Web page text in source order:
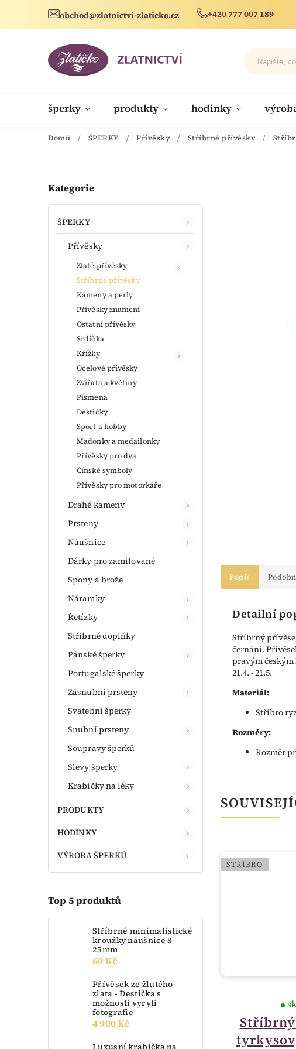
obchod@zlatnictvi-zlaticko.cz +420 777 007 189
šperky produkty hodinky
novinky
Domů / ŠPERKY / Přívěsky / Stříbrné přívěsky /
Kategorie
ŠPERKY
Přívěsky
Zlaté přívěsky
Stříbrné přívěsky
Kameny a perly
Přívěsky znamení
Ostatní přívěsky
Srdíčka
Křížky
Ocelové přívěsky
Zvířata a květiny
Písmena
Destičky
Sport a hobby
Madonky a medailonky
Přívěsky pro dva
Čínské symboly
Přívěsky pro motorkáře
Drahé kameny
Prsteny
Náušnice
Dárky pro zamilované
Spony a brože
Náramky
Řetízky
Stříbrné doplňky
Pánské šperky
Portugalské šperky
Zásnubní prsteny
Svatební šperky
Snubní prsteny
Soupravy šperků
Slevy šperky
Krabičky na léky
PRODUKTY
HODINKY
VÝROBA ŠPERKŮ
Top 5 produktů
Stříbrné minimalistické
kroužky náušnice 8-
25mm
60 Kč
Přívěsek ze žlutého
zlata - Destička s
možností vyrytí
fotografie
4 900 Kč
Luxusní krabička na
Popis
Detailní
Stříbrný
černání.
pravým
21.4. - 21.5.
Materiál:
Stříbro
Rozměry:
Rozměr
Stříbrný přívěsek
strom života se
do 14 dnů
STŘÍBRO